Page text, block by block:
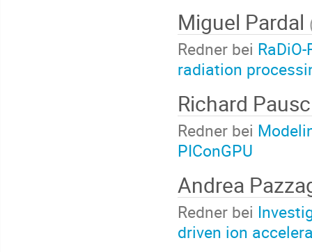
Miguel Pardal
Redner bei
radiation
Richard
Redner bei
PIConGPU
Andrea
Redner bei
driven ion